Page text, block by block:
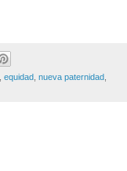
equidad nueva paternidad